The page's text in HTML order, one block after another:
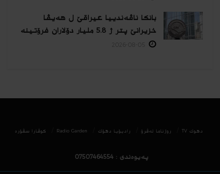
بانکا ناڤەندییا عیراقێ ل هەیڤا
خزیرانێ پتر ژ 5.8 ملیار دۆلاران فرۆتینە
دھوك TV روژناما ئەڤرۆ رادیۆیا دهۆك Radio Garden كوڤارا سڤۆره‌
پەیوەندی : 07507464554